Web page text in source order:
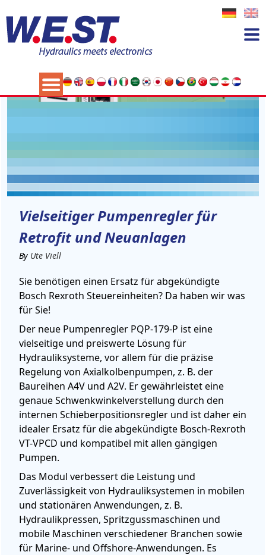
Vielseitiger Pumpenregler für
Retrofit und Neuanlagen
07
MAI
By Ute Viell
Sie benötigen einen Ersatz für abgekündigte
Bosch Rexroth Steuereinheiten? Da haben wir was
für Sie!
Der neue Pumpenregler PQP-179-P ist eine
vielseitige und preiswerte Lösung für
Hydrauliksysteme, vor allem für die präzise
Regelung von Axialkolbenpumpen, z. B. der
Baureihen A4V und A2V. Er gewährleistet eine
genaue Schwenkwinkelverstellung durch den
internen Schieberpositionsregler und ist daher ein
idealer Ersatz für die abgekündigte Bosch-Rexroth
VT-VPCD und kompatibel mit allen gängigen
Pumpen.
Das Modul verbessert die Leistung und
Zuverlässigkeit von Hydrauliksystemen in mobilen
und stationären Anwendungen, z. B.
Hydraulikpressen, Spritzgussmaschinen und
mobile Maschinen verschiedener Branchen sowie
für Marine- und Offshore-Anwendungen. Es